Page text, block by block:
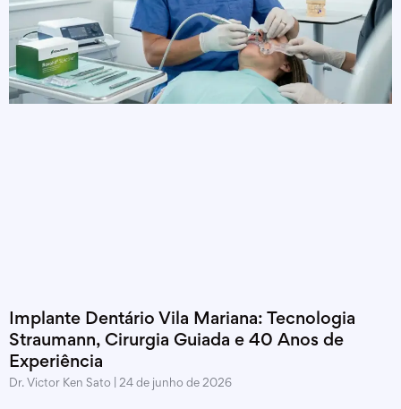
Implante Dentário Vila Mariana: Tecnologia
Straumann, Cirurgia Guiada e 40 Anos de
Experiência
Dr. Victor Ken Sato 24 de junho de 2026